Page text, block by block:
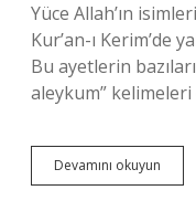
Yüce Allah’ın
Kur’an-ı Kerim’de
Bu ayetlerin
aleykum”
Devamını okuyun
Aleyna